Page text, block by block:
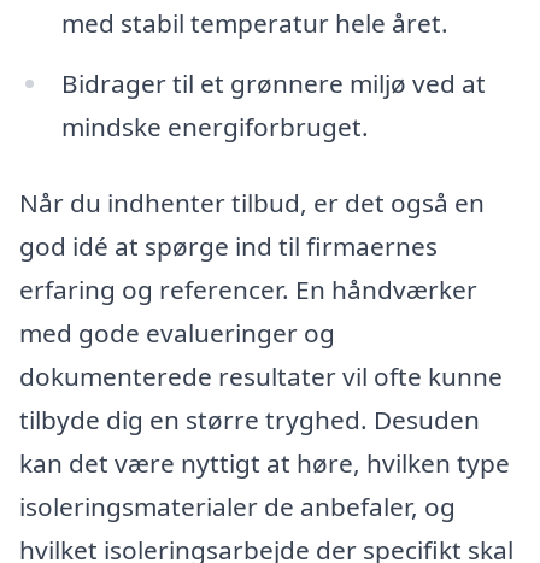
med stabil temperatur hele året.
Bidrager til et grønnere miljø ved at
mindske energiforbruget.
Når du indhenter tilbud, er det også en
god idé at spørge ind til firmaernes
erfaring og referencer. En håndværker
med gode evalueringer og
dokumenterede resultater vil ofte kunne
tilbyde dig en større tryghed. Desuden
kan det være nyttigt at høre, hvilken type
isoleringsmaterialer de anbefaler, og
hvilket isoleringsarbejde der specifikt skal